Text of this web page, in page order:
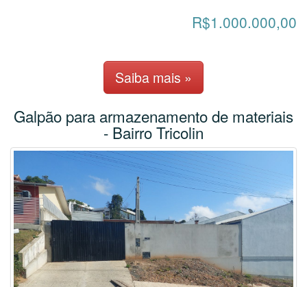
R$1.000.000,00
Saiba mais »
Galpão para armazenamento de materiais
- Bairro Tricolin